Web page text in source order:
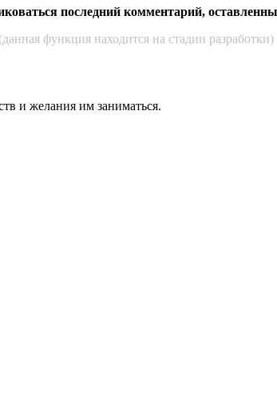
последний комментарий,
(данная функция находится на стадии разработки)
и же­лания им за­нимать­ся.